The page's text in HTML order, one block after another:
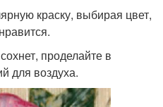
краску, выбирая цвет,
проделайте в
для воздуха.